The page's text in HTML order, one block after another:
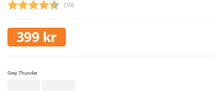
(stemmer:
10)
399 kr
Grey Thunder